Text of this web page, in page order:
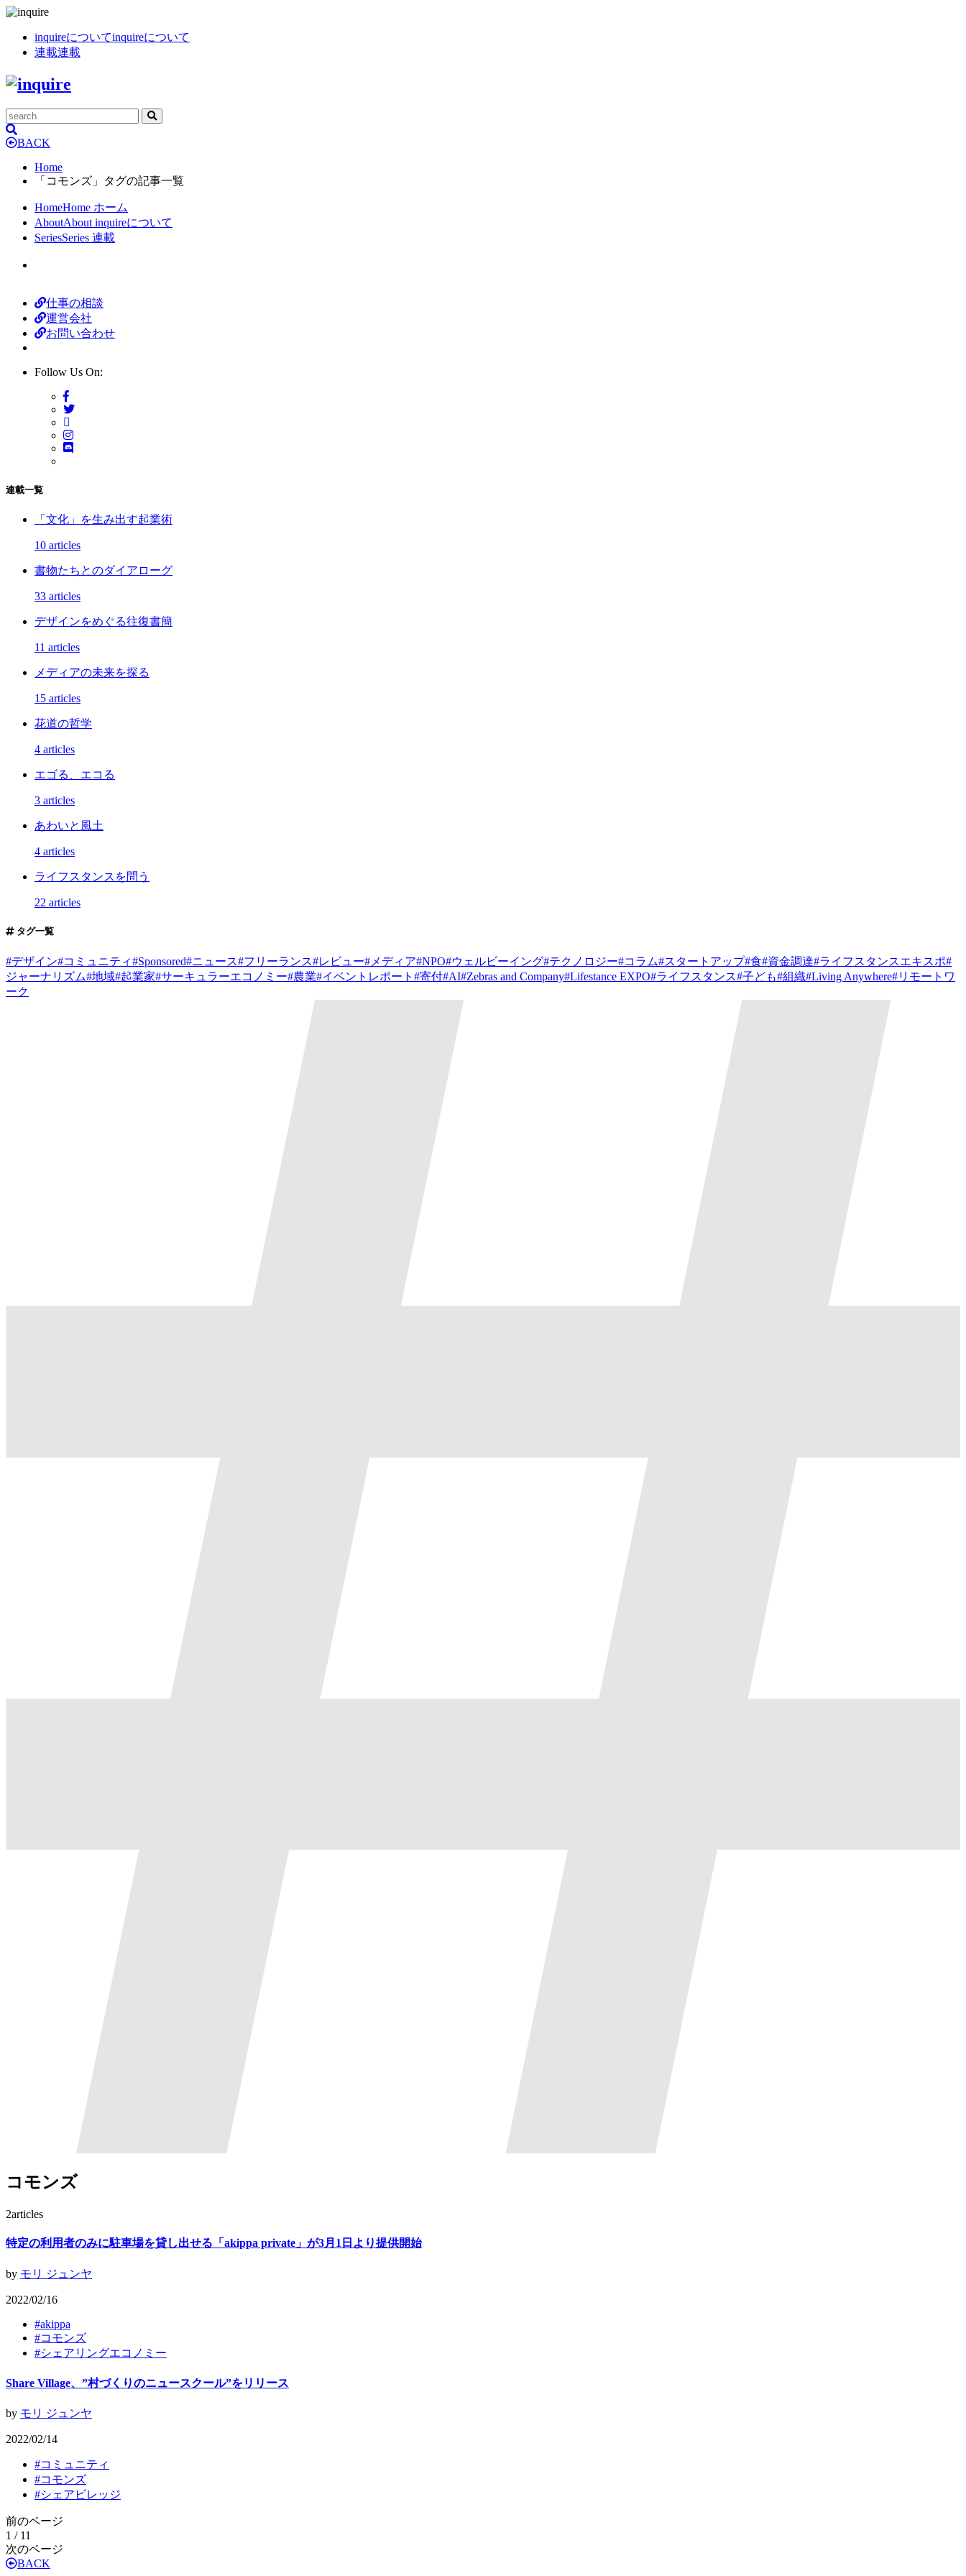
inquireについてinquireについて
連載連載
BACK
Home
「コモンズ」タグの記事一覧
HomeHome ホーム
AboutAbout inquireについて
SeriesSeries 連載
仕事の相談
運営会社
お問い合わせ
Follow Us On:
連載一覧
「文化」を生み出す起業術
10 articles
書物たちとのダイアローグ
33 articles
デザインをめぐる往復書簡
11 articles
メディアの未来を探る
15 articles
花道の哲学
4 articles
エゴる、エコる
3 articles
あわいと風土
4 articles
ライフスタンスを問う
22 articles
タグ一覧
#デザイン#コミュニティ#Sponsored#ニュース#フリーランス#レビュー# メディア#NPO#ウェルビーイング#テクノロジー#コラム#スタートアップ#食#資金調達#ライフスタンスエキスポ#
ジャーナリズム#地域#起業家#サーキュラーエコノミー#農業#イベントレポート #寄付#AI#Zebras and Company#Lifestance EXPO#ライフスタンス#子ども#組織#Living Anywhere#リモートワ
ーク
コモンズ
2articles
特定の利用者のみに駐車場を貸し出せる「akippa private」が3月1日より提供開始
by モリ ジュンヤ
2022/02/16
#akippa
#コモンズ
#シェアリングエコノミー
Share Village、”村づくりのニュースクール”をリリース
by モリ ジュンヤ
2022/02/14
#コミュニティ
#コモンズ
#シェアビレッジ
前のページ
1 / 11
次のページ
BACK